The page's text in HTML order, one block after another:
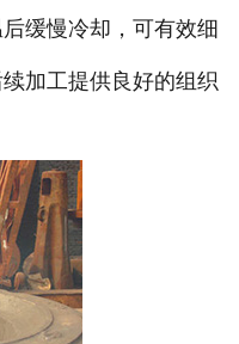
缓慢冷却，可有效细
加工提供良好的组织